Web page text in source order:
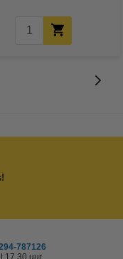
787126
17.30 uur